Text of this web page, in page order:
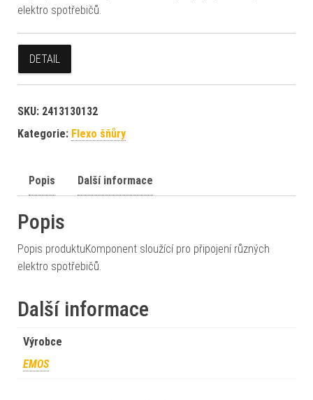
elektro spotřebičů.
DETAIL
SKU: 2413130132
Kategorie: Flexo šňůry
Popis Další informace
Popis
Popis produktuKomponent sloužící pro připojení různých
elektro spotřebičů.
Další informace
Výrobce
EMOS